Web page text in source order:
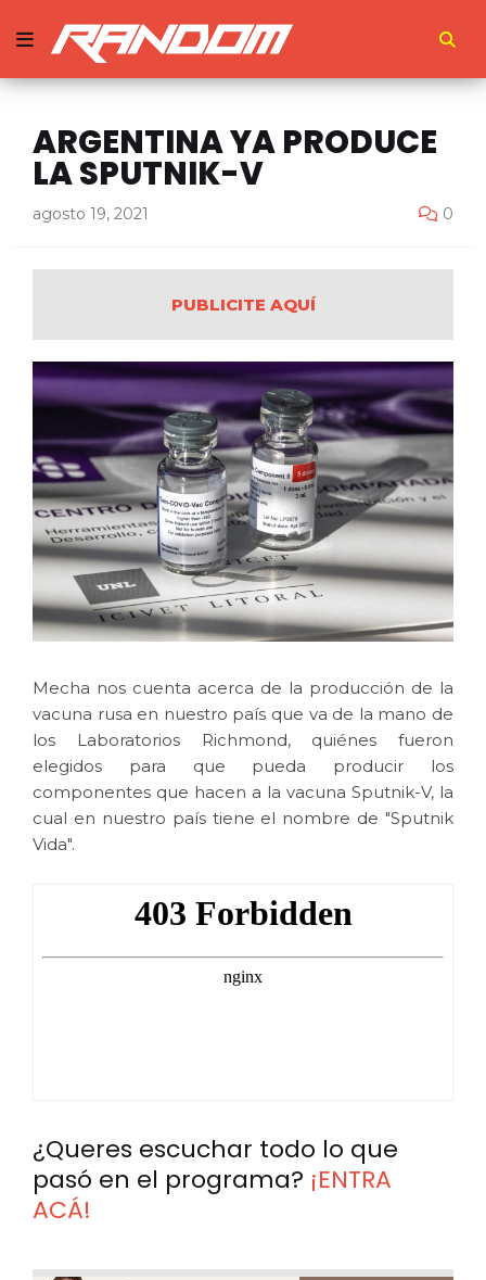
ARGENTINA YA PRODUCE
LA SPUTNIK-V
agosto 19, 2021 0
PUBLICITE AQUÍ
Mecha nos cuenta acerca de la producción de la
vacuna rusa en nuestro país que va de la mano de
los Laboratorios Richmond, quiénes fueron
elegidos para que pueda producir los
componentes que hacen a la vacuna Sputnik-V, la
cual en nuestro país tiene el nombre de "Sputnik
Vida".
¿Queres escuchar todo lo que
pasó en el programa? ¡ENTRA
ACÁ!